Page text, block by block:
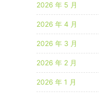
2026 年 5 月
2026 年 4 月
2026 年 3 月
2026 年 2 月
2026 年 1 月